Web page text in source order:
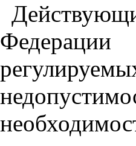
Федерации